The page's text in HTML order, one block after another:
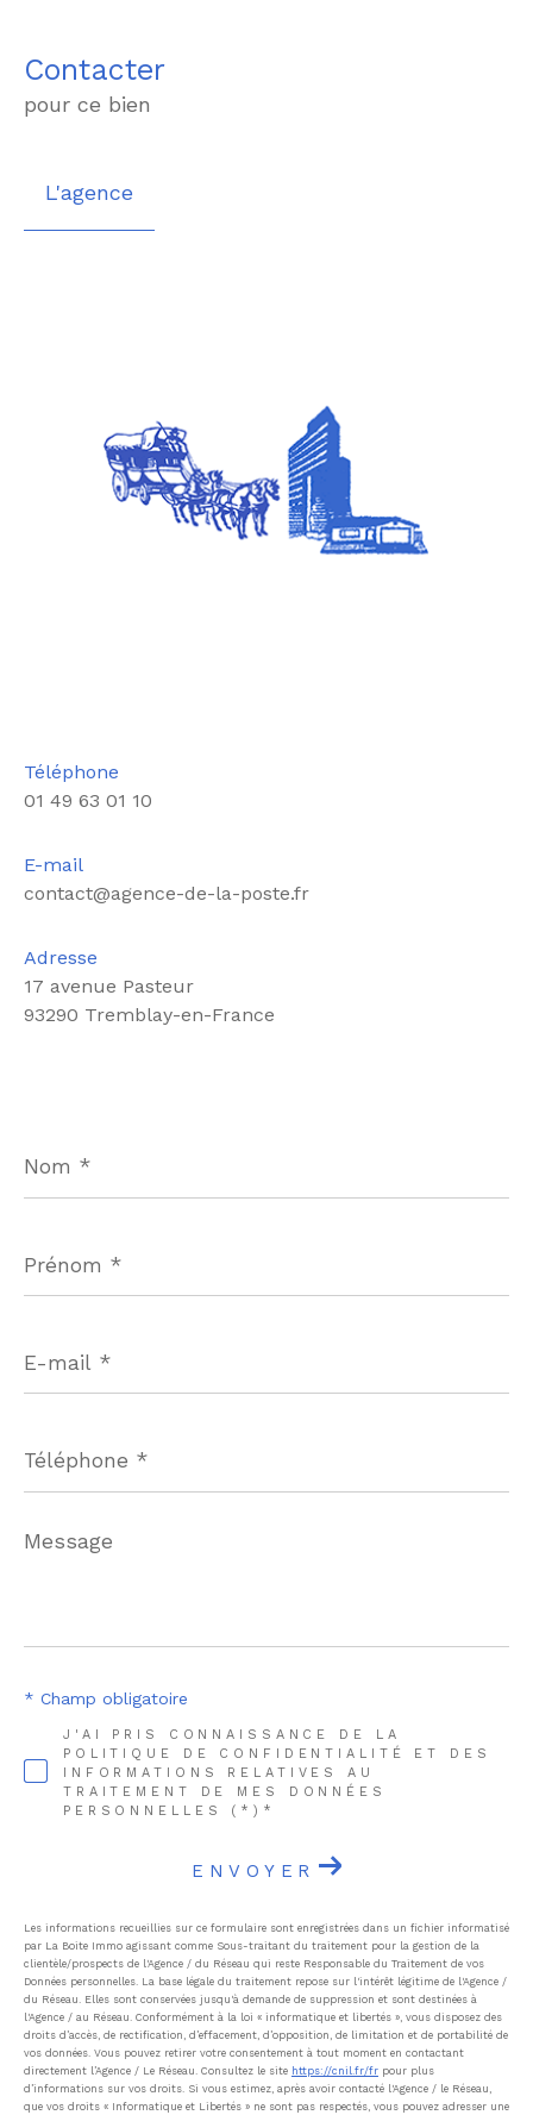
Contacter
pour ce bien
L'agence
Téléphone
01 49 63 01 10
E-mail
contact@agence-de-la-poste.fr
Adresse
17 avenue Pasteur
93290 Tremblay-en-France
*
*
mail
*
*
Message
*
J'AI PRIS CONNAISSANCE DE LA
POLITIQUE DE CONFIDENTIALITÉ ET DES
INFORMATIONS RELATIVES AU
TRAITEMENT DE MES DONNÉES
PERSONNELLES (*)*
* Champ obligatoire
ENVOYER
Les informations recueillies sur ce formulaire sont enregistrées dans un fichier informatisé
par La Boite Immo agissant comme Sous-traitant du traitement pour la gestion de la
clientèle/prospects de l'Agence / du Réseau qui reste Responsable du Traitement de vos
Données personnelles. La base légale du traitement repose sur l'intérêt légitime de l'Agence /
du Réseau. Elles sont conservées jusqu'à demande de suppression et sont destinées à
l'Agence / au Réseau. Conformément à la loi « informatique et libertés », vous disposez des
droits d’accès, de rectification, d’effacement, d’opposition, de limitation et de portabilité de
vos données. Vous pouvez retirer votre consentement à tout moment en contactant
directement l’Agence / Le Réseau. Consultez le site https://cnil.fr/fr pour plus
d’informations sur vos droits. Si vous estimez, après avoir contacté l'Agence / le Réseau,
que vos droits « Informatique et Libertés » ne sont pas respectés, vous pouvez adresser une